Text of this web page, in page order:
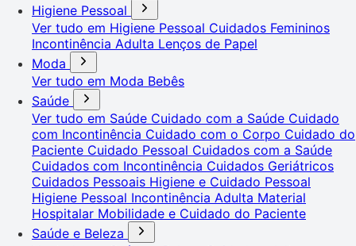
Higiene Pessoal
Ver tudo em Higiene Pessoal Cuidados Femininos
Incontinência Adulta Lenços de Papel
Moda
Ver tudo em Moda Bebês
Saúde
Ver tudo em Saúde Cuidado com a Saúde Cuidado
com Incontinência Cuidado com o Corpo Cuidado do
Paciente Cuidado Pessoal Cuidados com a Saúde
Cuidados com Incontinência Cuidados Geriátricos
Cuidados Pessoais Higiene e Cuidado Pessoal
Higiene Pessoal Incontinência Adulta Material
Hospitalar Mobilidade e Cuidado do Paciente
Saúde e Beleza